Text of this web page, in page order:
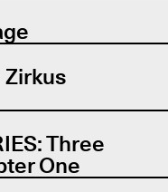
Zirkus
Three
One